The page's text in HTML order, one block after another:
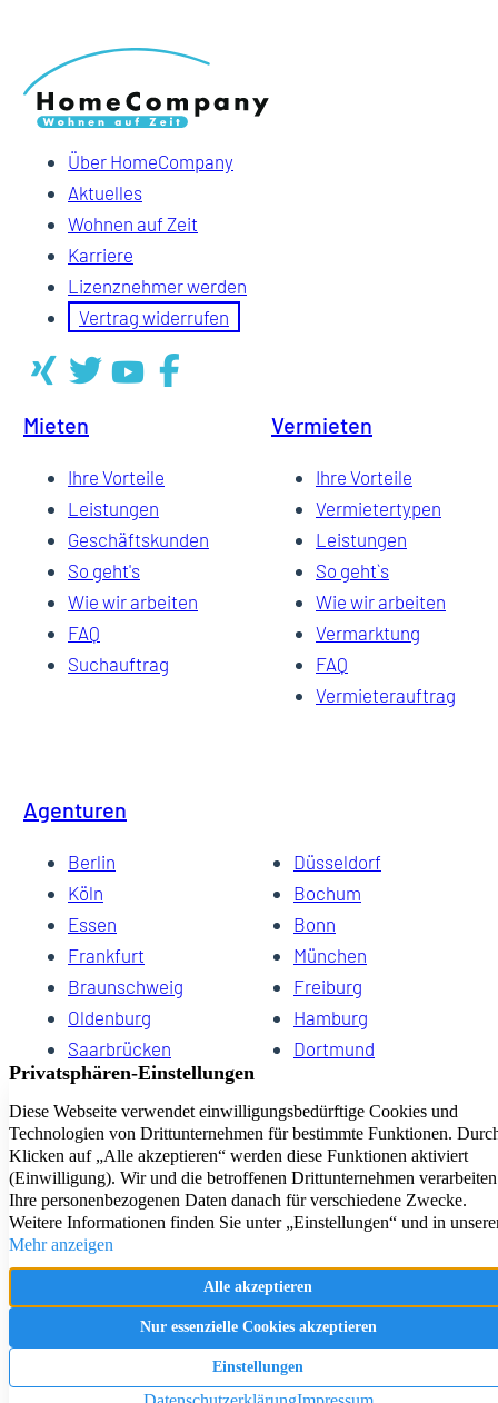
Über HomeCompany
Aktuelles
Wohnen auf Zeit
Karriere
Lizenznehmer werden
Vertrag widerrufen
Mieten
Ihre Vorteile
Leistungen
Geschäftskunden
So geht's
Wie wir arbeiten
FAQ
Suchauftrag
Vermieten
Ihre Vorteile
Vermietertypen
Leistungen
So geht`s
Wie wir arbeiten
Vermarktung
FAQ
Vermieterauftrag
Agenturen
Berlin
Düsseldorf
Köln
Bochum
Essen
Bonn
Frankfurt
München
Braunschweig
Freiburg
Oldenburg
Hamburg
Saarbrücken
Dortmund
Hannover
Dresden
Kiel
Wuppertal
Bremen
HomeCompany eG Ihre Agenturen für Wohnen auf Zeit
Impressum Datenschutz Kontakt